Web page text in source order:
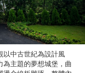
以中古世紀為設計風
主題的夢想城堡，曲